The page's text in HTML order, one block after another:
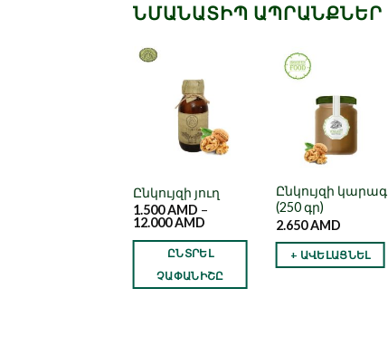
ՆՄԱՆԱՏԻՊ ԱՊՐԱՆՔՆԵՐ
Նշել որպես
նախընտրած
Ընկույզի յուղ
1.500AMD –
12.000AMD
ԸՆՏՐԵԼ
ՉԱՓԱՆԻՇԸ
Նշել որպես
նախընտրած
Ընկույզի կարագ
(250 գր)
2.650AMD
+ ԱՎԵԼԱՑՆԵԼ